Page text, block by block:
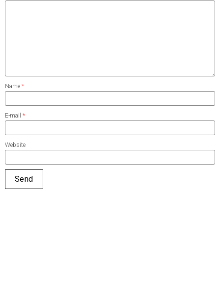
Name *
E-mail *
Website